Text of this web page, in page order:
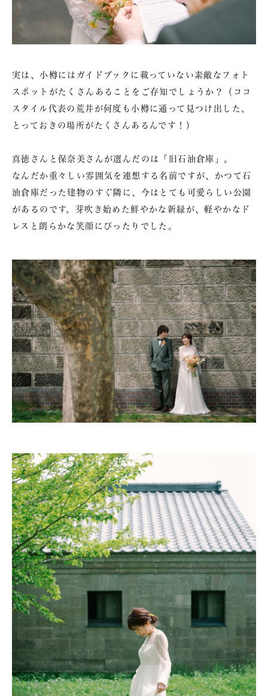
実は、小樽にはガイドブックに載っていない素敵なフォト
スポットがたくさんあることをご存知でしょうか？（ココ
スタイル代表の荒井が何度も小樽に通って見つけ出した、
とっておきの場所がたくさんあるんです！）
真徳さんと保奈美さんが選んだのは「旧石油倉庫」。
なんだか重々しい雰囲気を連想する名前ですが、かつて石
油倉庫だった建物のすぐ隣に、今はとても可愛らしい公園
があるのです。芽吹き始めた鮮やかな新緑が、軽やかなド
レスと朗らかな笑顔にぴったりでした。